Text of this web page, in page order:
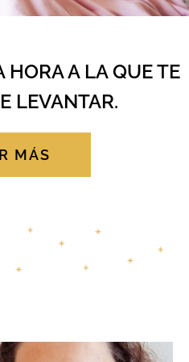
HORA A LA QUE TE
LEVANTAR.
MÁS